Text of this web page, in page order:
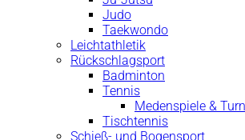
Judo
Taekwondo
Leichtathletik
Rückschlagsport
Badminton
Tennis
Medenspiele &
Tischtennis
Schieß- und Bogensport